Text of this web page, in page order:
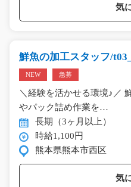
気
鮮魚の加工スタッフ/
NEW 急募
＼経験を活かせる環境♪／
やパック詰め作業を…
長期（3ヶ月以上）
時給1,100円
熊本県熊本市西区
気